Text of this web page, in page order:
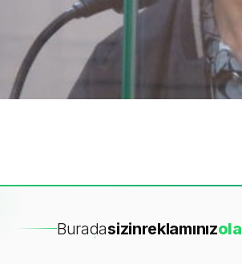
Buradasizinreklamınızola